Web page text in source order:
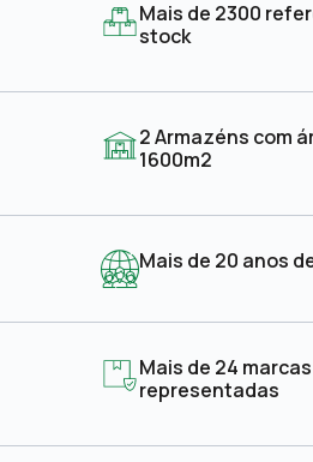
Mais de 2300
stock
2 Armazéns com
1600m2
Mais de 20 anos
Mais de 24 marcas
representadas